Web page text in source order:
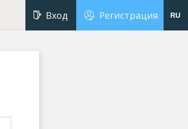
Вход Регистрация RU